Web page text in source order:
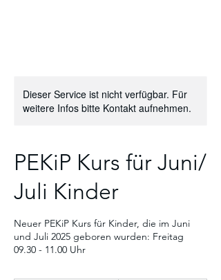
Dieser Service ist nicht verfügbar. Für
weitere Infos bitte Kontakt aufnehmen.
PEKiP Kurs für Juni/
Juli Kinder
Neuer PEKiP Kurs für Kinder, die im Juni
und Juli 2025 geboren wurden: Freitag
09.30 - 11.00 Uhr